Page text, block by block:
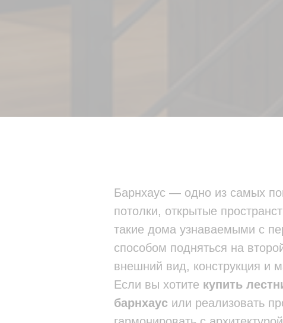
Барнхаус — одно из самых
потолки, открытые
такие дома узнаваемыми с
способом подняться на
внешний вид, конструкция и
Если вы хотите купить
барнхаус или реализовать